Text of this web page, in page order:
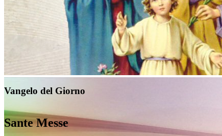
Vangelo del Giorno
Sante Messe